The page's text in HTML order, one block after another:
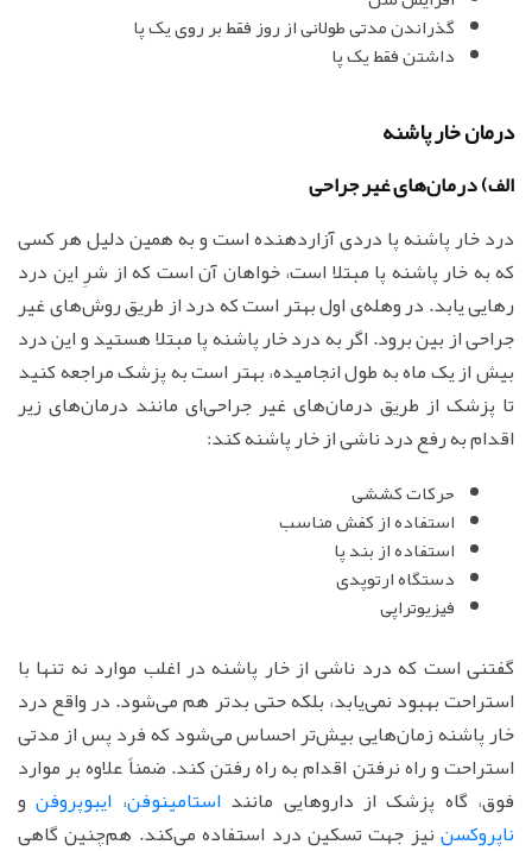
گذراندن مدتی طولانی از روز فقط بر روی یک پا
داشتن فقط یک پا
درمان خار پاشنه
الف) درمان‌های غیر جراحی
درد خار پاشنه پا دردی آزاردهنده است و به همین دلیل هر کسی
که به خار پاشنه پا مبتلا است، خواهان آن است که از شرِ این درد
رهایی یابد. در وهله‌ی اول بهتر است که درد از طریق روش‌های غیر
جراحی از بین برود. اگر به درد خار پاشنه پا مبتلا هستید و این درد
بیش از یک ماه به طول انجامیده، بهتر است به پزشک مراجعه کنید
تا پزشک از طریق درمان‌های غیر جراحی‌ای مانند درمان‌های زیر
اقدام به رفع درد ناشی از خار پاشنه کند:
حرکات کششی
استفاده از کفش مناسب
استفاده از بند پا
دستگاه ارتوپدی
فیزیوتراپی
گفتنی است که درد ناشی از خار پاشنه در اغلب موارد نه تنها با
استراحت بهبود نمی‌یابد، بلکه حتی بدتر هم می‌شود. در واقع درد
خار پاشنه زمان‌هایی بیش‌تر احساس می‌شود که فرد پس از مدتی
استراحت و راه نرفتن اقدام به راه رفتن کند. ضمناً علاوه بر موارد
فوق، گاه پزشک از داروهایی ماننداستامینوفن، ایبوپروفنو
ناپروکسننیز جهت تسکین درد استفاده می‌کند. هم‌چنین گاهی